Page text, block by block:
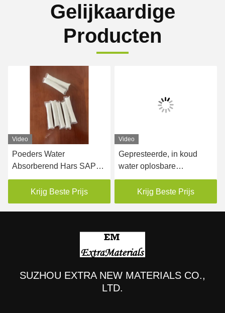
Gelijkaardige
Producten
Video
Poeders Water
Absorberend Hars SAP
Verpakkingsfilm
Wateroplosbaar 35mic
Krijg Beste Prijs
Video
Gepresteerde, in koud
water oplosbare
verpakkingsfolie voor
verticale
machineverpakkingspoeders
Krijg Beste Prijs
SUZHOU EXTRA NEW MATERIALS CO.,
LTD.